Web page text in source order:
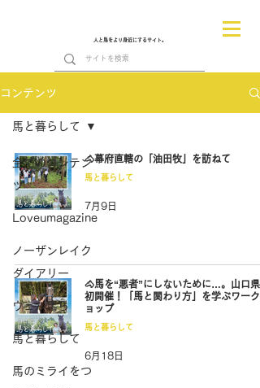
人と馬をより身近にするサイト。
コンテンツ
全てのコンテン
ツ
Loveumagazine
ノーザンレイク
ダイアリー
ヴェル馬ら
馬と暮らして
馬のミライをつ
馬と暮らして
🐴幕府直轄の「油田牧」を訪ねて
馬と暮らして
7月9日
🐴馬を“悪者”にしないために…。山口県
初開催！「馬と関わり方」を学ぶワーク
ョップ
馬と暮らして
6月18日